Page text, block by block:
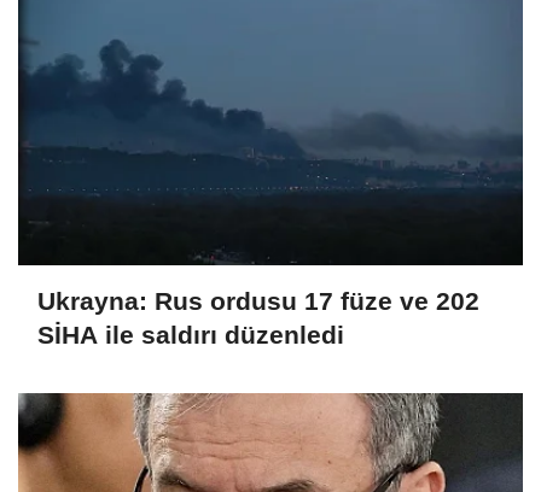
Ukrayna: Rus ordusu 17 füze ve 202
SİHA ile saldırı düzenledi